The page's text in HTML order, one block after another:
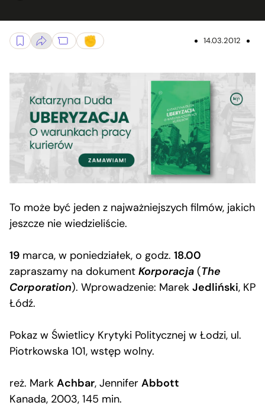
14.03.2012
To może być jeden z najważniejszych filmów, jakich
jeszcze nie wiedzieliście.
19 marca, w poniedziałek, o godz. 18.00
zapraszamy na dokument Korporacja (The
Corporation). Wprowadzenie: Marek Jedliński, KP
Łódź.
Pokaz w Świetlicy Krytyki Politycznej w Łodzi, ul.
Piotrkowska 101, wstęp wolny.
reż. Mark Achbar, Jennifer Abbott
Kanada, 2003, 145 min.